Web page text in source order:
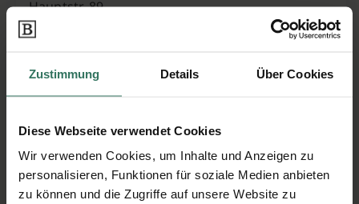
Zustimmung Details Über Cookies
Diese Webseite verwendet Cookies
Wir verwenden Cookies, um Inhalte und Anzeigen zu
personalisieren, Funktionen für soziale Medien anbieten
zu können und die Zugriffe auf unsere Website zu
Hauptstr. 89
55246 Mainz-Kostheim
Pietät Loy GmbH Bestattungsinstitut
Straße der Republik 20
65203 Wiesbaden